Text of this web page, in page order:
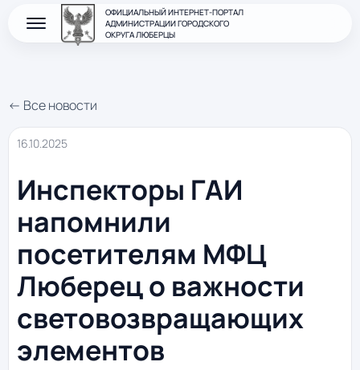
ОФИЦИАЛЬНЫЙ ИНТЕРНЕТ-ПОРТАЛ
АДМИНИСТРАЦИИ ГОРОДСКОГО
ОКРУГА ЛЮБЕРЦЫ
← Все новости
16.10.2025
Инспекторы ГАИ
напомнили
посетителям МФЦ
Люберец о важности
световозвращающих
элементов